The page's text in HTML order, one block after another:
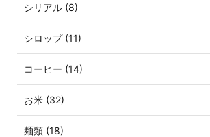
シリアル (8)
シロップ (11)
コーヒー (14)
お米 (32)
麺類 (18)